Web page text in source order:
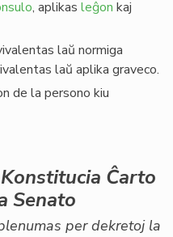
, aplikas leĝon kaj
laŭ normiga
laŭ aplika graveco.
de la persono kiu
Ĉarto
Senato
per dekretoj la